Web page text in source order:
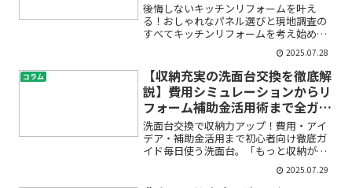
後悔しないキッチンリフォームを叶え
る！おしゃれなパネル選びと現地調査の
すべてキッチンリフォームを考え始めた
とき、「どんなパネルを選べばいい
の？」「失敗しないためには何に気をつ
ければいいの？」と不安や疑問を感じて
いませんか。特に初めてのリフォ...
2025.07.28
コラム
【収納充実の洗面台交換を徹底解
説】費用シミュレーションからリ
フォーム補助金活用術まで全ガイ
ド
洗面台交換で収納力アップ！費用・アイ
デア・補助金活用まで初心者向け徹底ガ
イド毎日使う洗面台。「もっと収納があ
ったらいいのに」「古くなったから新し
くしたい」「リフォームって費用はどれ
2025.07.29